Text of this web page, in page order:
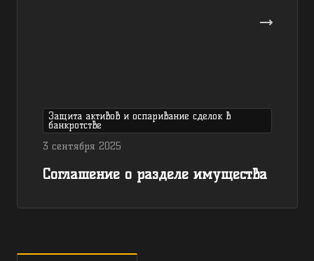
Защита активов и оспаривание сделок в
банкротстве
3 сентября 2025
Соглашение о разделе имущества